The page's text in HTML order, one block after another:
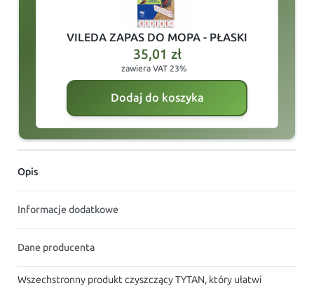
VILEDA ZAPAS DO MOPA - PŁASKI
35,01 zł
zawiera VAT 23%
Dodaj do koszyka
Opis
Informacje dodatkowe
Dane producenta
Wszechstronny produkt czyszczący TYTAN, który ułatwi